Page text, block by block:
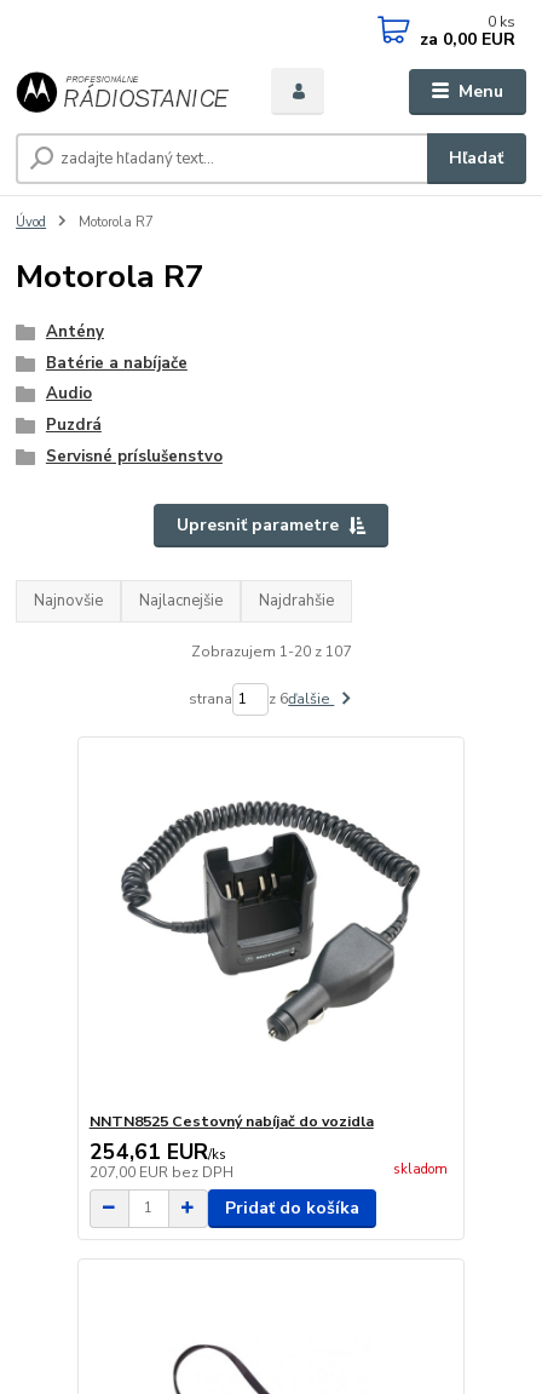
Menu
Hľadať
0 ks
za 0,00 EUR
Úvod Motorola R7
Motorola R7
Antény
Batérie a nabíjače
Audio
Puzdrá
Servisné príslušenstvo
Upresniť parametre
Najnovšie Najlacnejšie Najdrahšie
Zobrazujem 1-20 z 107
strana z 6ďalšie
NNTN8525 Cestovný nabíjač do vozidla
254,61 EUR/ks
207,00 EUR bez DPH skladom
Pridať do košíka